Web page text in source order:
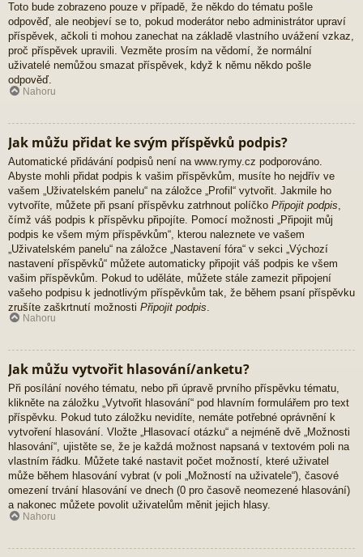
Toto bude zobrazeno pouze v případě, že někdo do tématu pošle
odpověď, ale neobjeví se to, pokud moderátor nebo administrátor upraví
příspěvek, ačkoli ti mohou zanechat na základě vlastního uvážení vzkaz,
proč příspěvek upravili. Vezměte prosím na vědomí, že normální
uživatelé nemůžou smazat příspěvek, když k němu někdo pošle
odpověď.
Nahoru
Jak můžu přidat ke svým příspěvků podpis?
Automatické přidávání podpisů není na www.rymy.cz podporováno.
Abyste mohli přidat podpis k vašim příspěvkům, musíte ho nejdřív ve
vašem „Uživatelském panelu“ na záložce „Profil“ vytvořit. Jakmile ho
vytvoříte, můžete při psaní příspěvku zatrhnout políčko Připojit podpis
čímž váš podpis k příspěvku připojíte. Pomocí možnosti „Připojit můj
podpis ke všem mým příspěvkům“, kterou naleznete ve vašem
„Uživatelském panelu“ na záložce „Nastavení fóra“ v sekci „Výchozí
nastavení příspěvků“ můžete automaticky připojit váš podpis ke všem
vašim příspěvkům. Pokud to uděláte, můžete stále zamezit připojení
vašeho podpisu k jednotlivým příspěvkům tak, že během psaní příspěvku
zrušíte zaškrtnutí možnosti Připojit podpis
Nahoru
Jak můžu vytvořit hlasování/anketu?
Při posílání nového tématu, nebo při úpravě prvního příspěvku tématu,
klikněte na záložku „Vytvořit hlasování“ pod hlavním formulářem pro text
příspěvku. Pokud tuto záložku nevidíte, nemáte potřebné oprávnění k
vytvoření hlasování. Vložte „Hlasovací otázku“ a nejméně dvě „Možnosti
hlasování“, ujistěte se, že je každá možnost napsaná v textovém poli na
vlastním řádku. Můžete také nastavit počet možností, které uživatel
může během hlasování vybrat (v poli „Možností na uživatele“), časové
omezení trvání hlasování ve dnech (0 pro časově neomezené hlasování)
a nakonec můžete povolit uživatelům měnit jejich hlasy.
Nahoru